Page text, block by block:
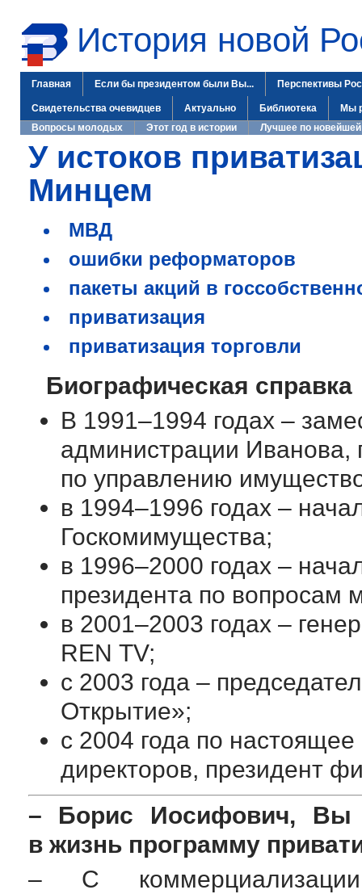
История новой
Главная Если бы президентом были Вы... Перспективы
Свидетельства очевидцев Актуально Библиотека
Мы
Вопросы молодых
Этот год в истории Лучшее по новейшей
У истоков
Минцем
МВД
ошибки реформаторов
пакеты акций в
приватизация
приватизация торговли
Биографическая справка
В 1991–1994 годах –
администрации Иванова,
по управлению
в 1994–1996 годах –
Госкомимущества;
в 1996–2000 годах –
президента по вопросам
в 2001–2003 годах –
REN ТV;
с 2003 года –
Открытие»;
с 2004 года по
директоров, президент
– Борис Иосифович, Вы
в жизнь программу
– С